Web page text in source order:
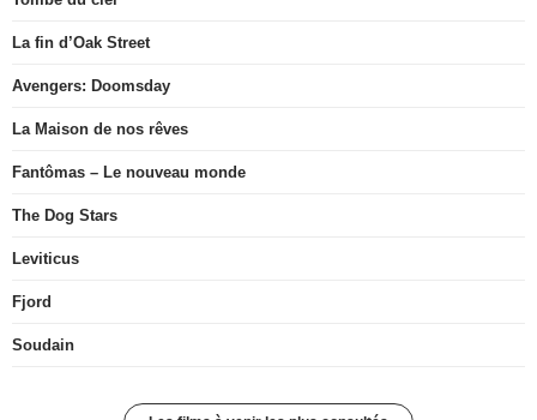
La fin d’Oak Street
Avengers: Doomsday
La Maison de nos rêves
Fantômas – Le nouveau monde
The Dog Stars
Leviticus
Fjord
Soudain